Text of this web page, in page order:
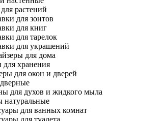
растений
для зонтов
для книг
для тарелок
для украшений
для дома
хранения
для окон и дверей
для духов и жидкого мыла
для ванных комнат
для туалета